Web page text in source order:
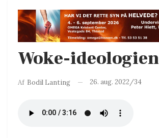
Woke-ideologien
Af Bodil Lanting 26. aug. 2022/34